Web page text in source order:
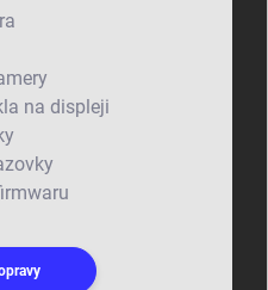
na displeji